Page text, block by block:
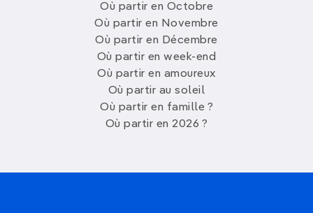
Où partir en Octobre
Où partir en Novembre
Où partir en Décembre
Où partir en week-end
Où partir en amoureux
Où partir au soleil
Où partir en famille ?
Où partir en 2026 ?